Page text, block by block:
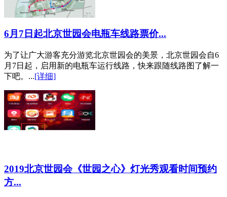
6月7日起北京世园会电瓶车线路票价...
为了让广大游客充分游览北京世园会的美景，北京世园会自6
月7日起，启用新的电瓶车运行线路，快来跟随线路图了解一
下吧。...[详细]
2019北京世园会《世园之心》灯光秀观看时间预约
方...